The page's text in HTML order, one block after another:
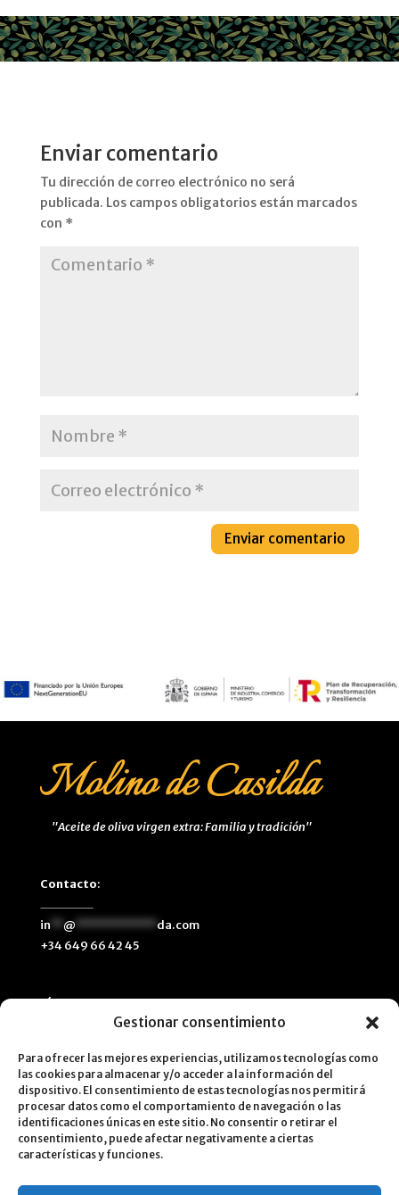
Gestionar consentimiento
Para ofrecer las mejores experiencias, utilizamos tecnologías como
las cookies para almacenar y/o acceder a la información del
dispositivo. El consentimiento de estas tecnologías nos permitirá
procesar datos como el comportamiento de navegación o las
identificaciones únicas en este sitio. No consentir o retirar el
consentimiento, puede afectar negativamente a ciertas
características y funciones.
Enviar comentario
Tu dirección de correo electrónico no será
publicada. Los campos obligatorios están marcados
con *
"Aceite de oliva virgen extra: Familia y tradición"
Contacto:
in ** @ ************* da.com
+34 649 66 42 45
Síguenos:
MOLINO DE CASILDA, SL
del Arzobispo. 23330 – Jaén (España)